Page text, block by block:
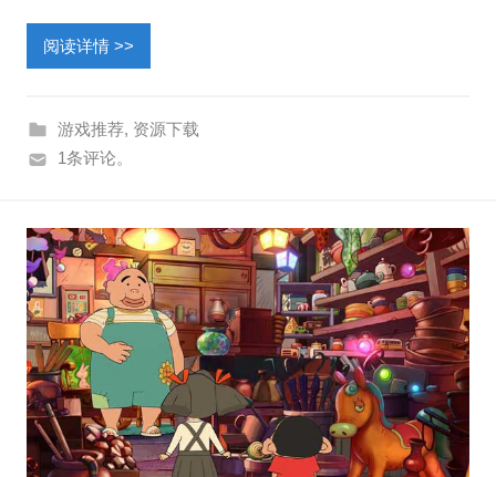
阅读详情 >>
游戏推荐, 资源下载
1条评论。